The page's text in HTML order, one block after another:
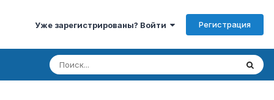
Уже зарегистрированы? Войти Регистрация